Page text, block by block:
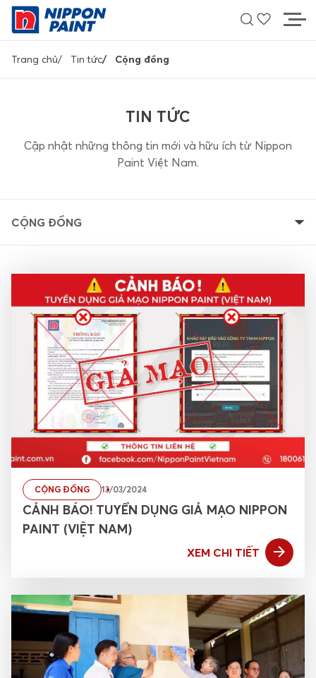
Nhảy
đến
dung
Về Nippon Paint
Tin tức
Tuyển dụng
Tiếng Việt
Khách hàng dự án
Breadcrumb
Trang chủ Tin tức Cộng đồng
TIN TỨC
Cập nhật những thông tin mới và hữu ích từ Nippon
Paint Việt Nam.
CỘNG ĐỒNG
CỘNG ĐỒNG 13/03/2024
CẢNH BÁO! TUYỂN DỤNG GIẢ MẠO NIPPON
PAINT (VIỆT NAM)
XEM CHI TIẾT